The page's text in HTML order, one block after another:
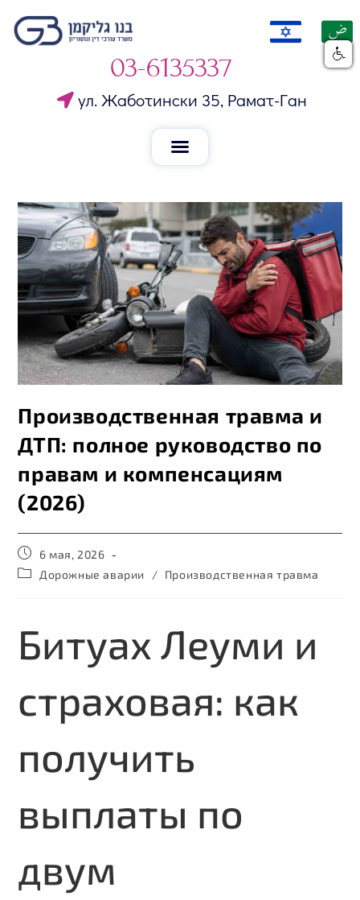
03-6135337
ул. Жаботински 35, Рамат-Ган
Производственная травма и
ДТП: полное руководство по
правам и компенсациям
(2026)
6 мая, 2026
Дорожные аварии
/ Производственная травма
Битуах Леуми и
страховая: как
получить
выплаты по
двум